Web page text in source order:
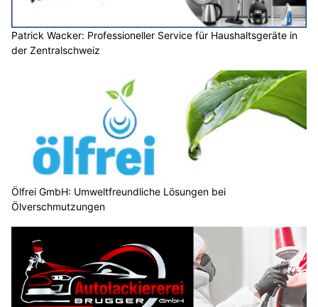
Patrick Wacker: Professioneller Service für Haushaltsgeräte in
der Zentralschweiz
Ölfrei GmbH: Umweltfreundliche Lösungen bei
Ölverschmutzungen